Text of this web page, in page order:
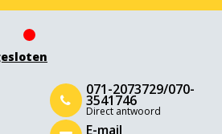
071-2073729/070-
3541746
Direct antwoord
E-mail